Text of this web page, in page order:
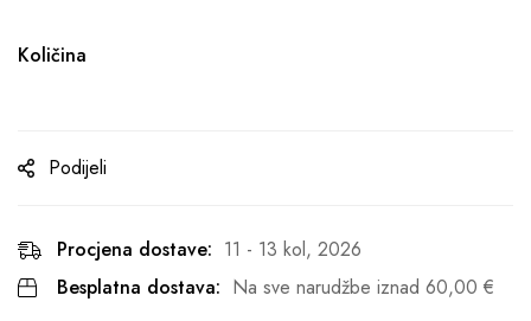
Količina
Podijeli
Procjena dostave: 11 - 13 kol, 2026
Besplatna dostava: Na sve narudžbe iznad 60,00 €